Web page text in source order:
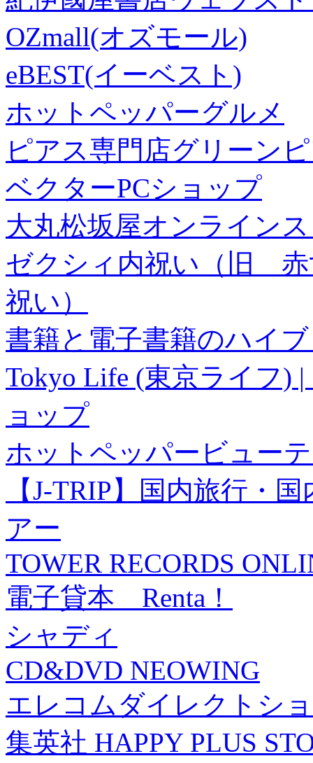
OZmall(オズモール)
eBEST(イーベスト)
ホットペッパーグルメ
ピアス専門店グリーン
ベクターPCショップ
大丸松坂屋オンライン
ゼクシィ内祝い（旧 赤
祝い）
書籍と電子書籍のハイ
Tokyo Life (東京ライフ)
ョップ
ホットペッパービュー
【J-TRIP】国内旅行・
アー
TOWER RECORDS
電子貸本 Renta！
シャディ
CD&DVD NEOWING
エレコムダイレクトシ
集英社 HAPPY PLUS